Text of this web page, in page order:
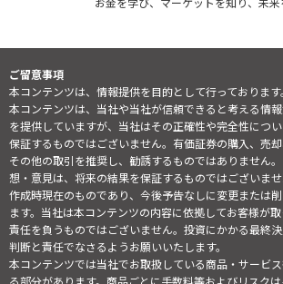
お金を学び、マーケットを知り、未来
ご留意事項
本コンテンツは、情報提供を目的として行っております。
本コンテンツは、当社や当社が信頼できると考える情
を提供していますが、当社はその正確性や完全性につ
保証するものではございません。有価証券の購入、売却
その他の取引を推奨し、勧誘するものではありません
想・意見は、将来の結果を保証するものではございま
作成時現在のものであり、今後予告なしに変更または
ます。当社は本コンテンツの内容に依拠してお客様が
責任を負うものではございません。投資にかかる最終
判断と責任でなさるようお願いいたします。
本コンテンツでは当社でお取扱している商品・サービ